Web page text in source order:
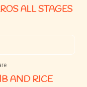
ALL STAGES
AND RICE